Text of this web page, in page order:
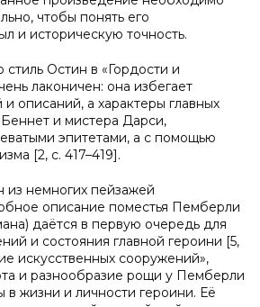
чтобы понять его
и историческую точность.
стиль Остин в «Гордости и
лаконичен: она избегает
описаний, а характеры главных
и мистера Дарси,
эпитетами, а с помощью
[2, с. 417–419].
из немногих пейзажей
описание поместья Пемберли
даётся в первую очередь для
и состояния главной героини [5,
искусственных сооружений»,
и разнообразие рощи у Пемберли
жизни и личности героини. Её